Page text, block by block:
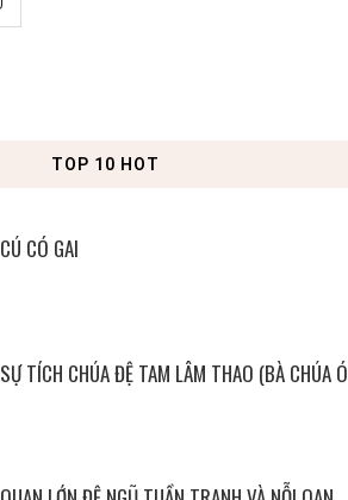
TOP 10 HOT
CÚ CÓ GAI
SỰ TÍCH CHÚA ĐỆ TAM LÂM THAO (BÀ CHÚA